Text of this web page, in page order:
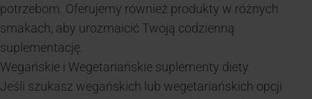
potrzebom. Oferujemy również produkty w różnych
smakach, aby urozmaicić Twoją codzienną
suplementację.
Wegańskie i Wegetariańskie suplementy diety
Jeśli szukasz wegańskich lub wegetariańskich opcji